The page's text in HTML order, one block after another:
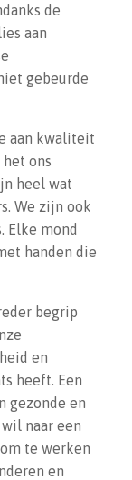
de
aan
gebeurde
aan kwaliteit
ons
heel wat
We zijn ook
Elke mond
handen die
begrip
en
heeft. Een
gezonde en
naar een
te werken
en